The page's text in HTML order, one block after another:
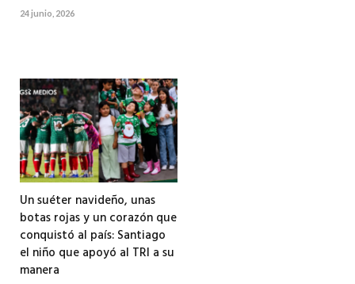
24 junio, 2026
Un suéter navideño, unas
botas rojas y un corazón que
conquistó al país: Santiago
el niño que apoyó al TRI a su
manera